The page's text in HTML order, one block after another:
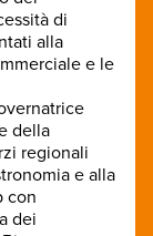
di
alla
e le
della
regionali
e alla
con
dei